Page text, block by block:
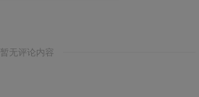
暂无评论内容